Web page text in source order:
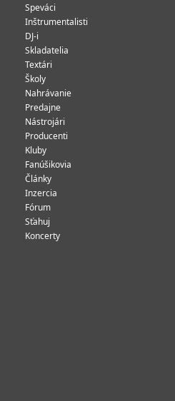
Speváci
Inštrumentalisti
DJ-i
Skladatelia
Textári
Školy
Nahrávanie
Predajne
Nástrojári
Producenti
Kluby
Fanúšikovia
Články
Inzercia
Fórum
Sťahuj
Koncerty